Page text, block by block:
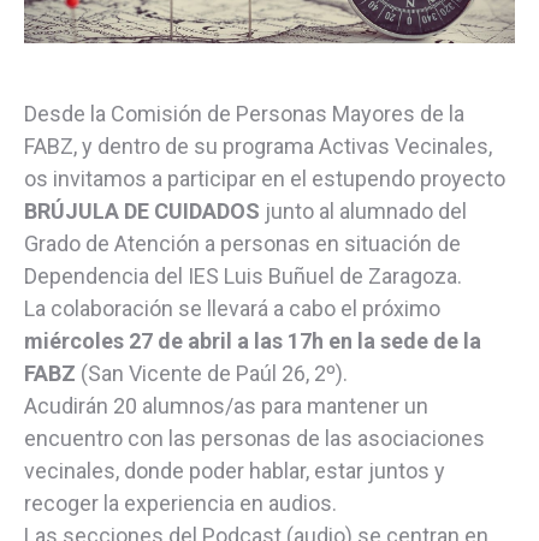
Desde la Comisión de Personas Mayores de la
FABZ, y dentro de su programa Activas Vecinales,
os invitamos a participar en el estupendo proyecto
BRÚJULA DE CUIDADOS junto al alumnado del
Grado de Atención a personas en situación de
Dependencia del IES Luis Buñuel de Zaragoza.
La colaboración se llevará a cabo el próximo
miércoles 27 de abril a las 17h en la sede de la
FABZ (San Vicente de Paúl 26, 2º).
Acudirán 20 alumnos/as para mantener un
encuentro con las personas de las asociaciones
vecinales, donde poder hablar, estar juntos y
recoger la experiencia en audios.
Las secciones del Podcast (audio) se centran en